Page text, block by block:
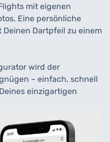
mit eigenen
Eine persönliche
Dartpfeil zu einem
wird der
– einfach, schnell
einzigartigen